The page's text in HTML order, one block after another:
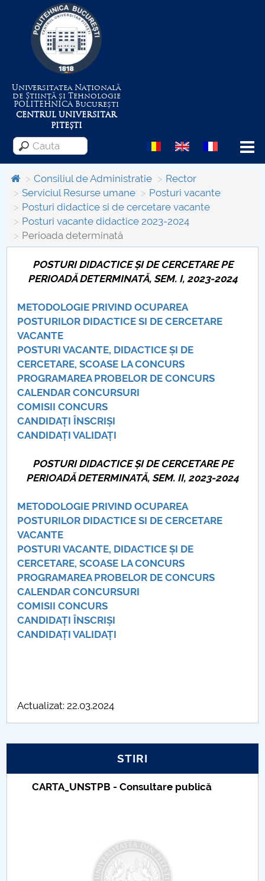
Universitatea Națională
de Știință și Tehnologie
POLITEHNICABucurești
CENTRUL UNIVERSITAR
PITEȘTI
Menu
Despre Universitate
Centrul de Management al Proiectelor
Consiliul de Administratie
Admitere
Români de pretutindeni - ADMITERE
Senat
Facultăți
Studenți
Ghiduri pentru STUDENȚI
Relații Internaționale
PNRR
Proiect PRIM STUD
Proiect SU-ETIC
Protecția datelor personale
IOSUD/CSUD-Doctorate
Accesibilitate pentru studenții cu dizabilități
Consiliul de Administratie
Rector
Serviciul Resurse umane
Posturi vacante
Posturi didactice si de cercetare vacante
Posturi vacante didactice 2023-2024
Perioada determinată
POSTURI DIDACTICE ȘI DE CERCETARE PE
PERIOADĂ DETERMINATĂ, SEM. I, 2023-2024
METODOLOGIE PRIVIND OCUPAREA
POSTURILOR DIDACTICE SI DE CERCETARE
VACANTE
POSTURI VACANTE, DIDACTICE ȘI DE
CERCETARE, SCOASE LA CONCURS
PROGRAMAREA PROBELOR DE CONCURS
CALENDAR CONCURSURI
COMISII CONCURS
CANDIDAȚI ÎNSCRIȘI
CANDIDAȚI VALIDAȚI
POSTURI DIDACTICE ȘI DE CERCETARE PE
PERIOADĂ DETERMINATĂ, SEM. II, 2023-2024
METODOLOGIE PRIVIND OCUPAREA
POSTURILOR DIDACTICE SI DE CERCETARE
VACANTE
POSTURI VACANTE, DIDACTICE ȘI DE
CERCETARE, SCOASE LA CONCURS
PROGRAMAREA PROBELOR DE CONCURS
CALENDAR CONCURSURI
COMISII CONCURS
CANDIDAȚI ÎNSCRIȘI
CANDIDAȚI VALIDAȚI
Actualizat: 22.03.2024
STIRI
CARTA_UNSTPB - Consultare publică